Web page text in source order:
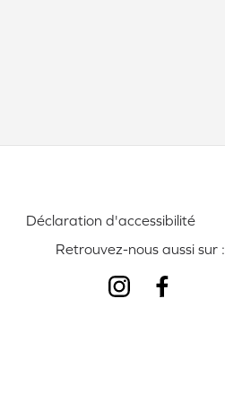
Déclaration d'accessibilité
Retrouvez-nous aussi sur :